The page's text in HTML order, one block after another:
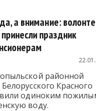
а внимание:
праздник
районной
Красного
одиноким
воду.